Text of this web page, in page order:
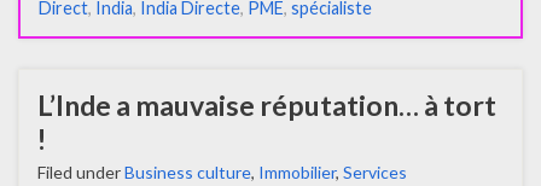
Direct, India, India Directe, PME, spécialiste
L’Inde a mauvaise réputation… à tort
!
Filed underBusiness culture, Immobilier, Services